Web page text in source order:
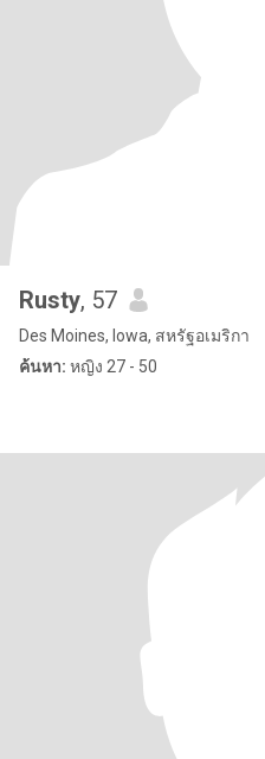
Rusty, 57
Des Moines, Iowa, สหรัฐอเมริกา
ค้นหา: หญิง 27 - 50